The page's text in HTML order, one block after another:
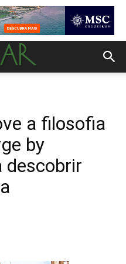
a filosofia
by
descobrir